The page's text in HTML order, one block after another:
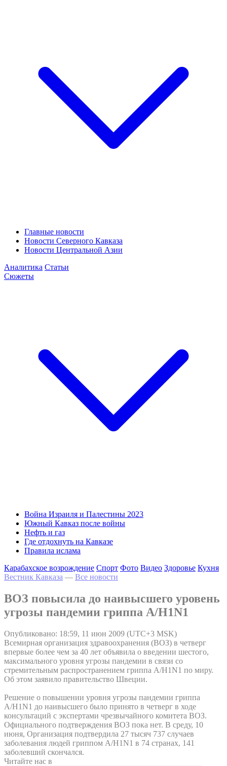
Главные новости
Новости Северного Кавказа
Новости Центральной Азии
Аналитика Статьи
Сюжеты
Война Израиля и Палестины 2023
Южный Кавказ после войны
Нефть и газ
Где отдохнуть на Кавказе
Правила ислама
Карабахское возрождение Спорт Фото Видео Здоровье Кухня
Вестник Кавказа — Все новости
ВОЗ повысила до наивысшего уровень
угрозы пандемии гриппа A/H1N1
Опубликовано: 18:59, 11 июн 2009 (UTC+3 MSK)
Всемирная организация здравоохранения (ВОЗ) в четверг
впервые более чем за 40 лет объявила о введении шестого,
максимального уровня угрозы пандемии в связи со
стремительным распространением гриппа A/H1N1 по миру.
Об этом заявило правительство Швеции.
Решение о повышении уровня угрозы пандемии гриппа
A/H1N1 до наивысшего было принято в четверг в ходе
консультаций с экспертами чрезвычайного комитета ВОЗ.
Официального подтверждения ВОЗ пока нет. В среду, 10
июня, Организация подтвердила 27 тысяч 737 случаев
заболевания людей гриппом A/H1N1 в 74 странах, 141
заболевший скончался.
Читайте нас в